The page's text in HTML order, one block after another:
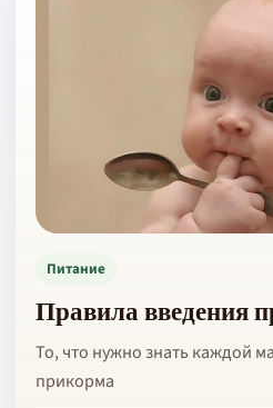
Питание
Правила введения
То, что нужно знать каждой
прикорма